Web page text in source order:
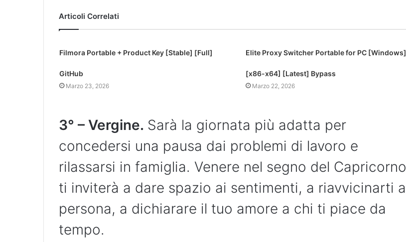
Articoli Correlati
Filmora Portable + Product Key [Stable] [Full]
GitHub
Marzo 23, 2026
Elite Proxy Switcher Portable for PC [Windows]
[x86-x64] [Latest] Bypass
Marzo 22, 2026
3° – Vergine. Sarà la giornata più adatta per
concedersi una pausa dai problemi di lavoro e
rilassarsi in famiglia. Venere nel segno del Capricorno
ti inviterà a dare spazio ai sentimenti, a riavvicinarti a
persona, a dichiarare il tuo amore a chi ti piace da
tempo.